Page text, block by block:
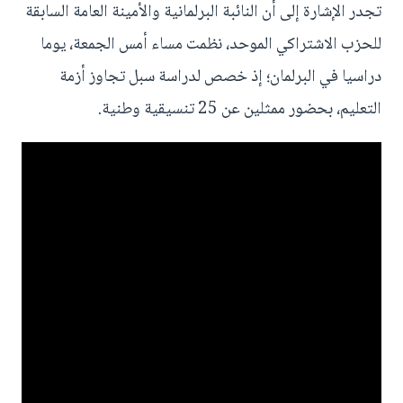
تجدر الإشارة إلى أن النائبة البرلمانية والأمينة العامة السابقة
للحزب الاشتراكي الموحد، نظمت مساء أمس الجمعة، يوما
دراسيا في البرلمان؛ إذ خصص لدراسة سبل تجاوز أزمة
التعليم، بحضور ممثلين عن 25 تنسيقية وطنية.